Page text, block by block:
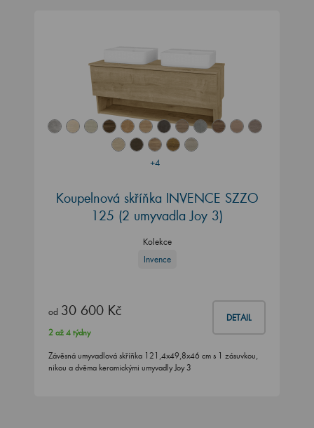
+4
Koupelnová skříňka INVENCE SZZO
125 (2 umyvadla Joy 3)
Kolekce
Invence
od 30 600 Kč DETAIL
2 až 4 týdny
Závěsná umyvadlová skříňka 121,4x49,8x46 cm s 1 zásuvkou,
nikou a dvěma keramickými umyvadly Joy 3